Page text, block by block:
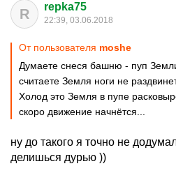
R repka75
22:39, 03.06.2018
От пользователя moshe
Думаете снеся башню - пуп
считаете Земля ноги не
Холод это Земля в пупе
скоро движение начнётся...
ну до такого я точно не
делишься дурью ))